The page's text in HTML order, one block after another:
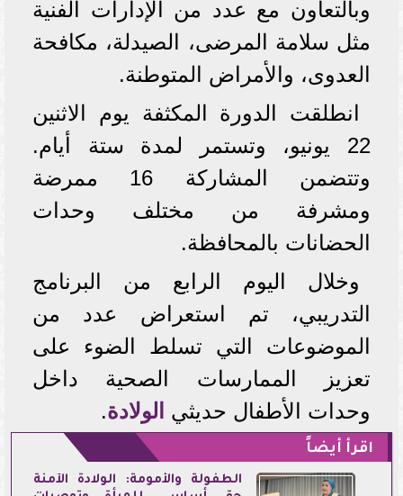
وبالتعاون مع عدد من الإدارات الفنية
مثل سلامة المرضى، الصيدلة، مكافحة
العدوى، والأمراض المتوطنة.
انطلقت الدورة المكثفة يوم الاثنين
22 يونيو، وتستمر لمدة ستة أيام.
وتتضمن المشاركة 16 ممرضة
ومشرفة من مختلف وحدات
الحضانات بالمحافظة.
وخلال اليوم الرابع من البرنامج
التدريبي، تم استعراض عدد من
الموضوعات التي تسلط الضوء على
تعزيز الممارسات الصحية داخل
وحدات الأطفال حديثي الولادة.
اقرأ أيضاً
الطفولة والأمومة: الولادة الآمنة